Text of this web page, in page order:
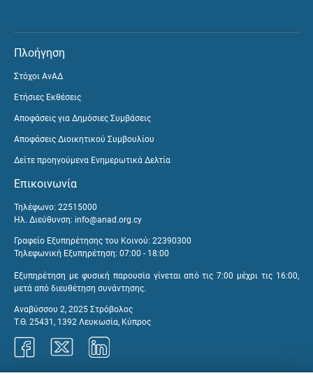
Πλοήγηση
Στόχοι ΑνΑΔ
Ετήσιες Εκθέσεις
Αποφάσεις για Δημόσιες Συμβάσεις
Αποφάσεις Διοικητικού Συμβουλίου
Δείτε προηγούμενα Ενημερωτικά Δελτία
Επικοινωνία
Τηλέφωνο: 22515000
Ηλ. Διεύθυνση: info@anad.org.cy
Γραφείο Εξυπηρέτησης του Κοινού: 22390300
Τηλεφωνική Εξυπηρέτηση: 07:00 - 18:00
Εξυπηρέτηση με φυσική παρουσία γίνεται από τις 7:00 μέχρι τις 16:00,
μετά από διευθέτηση συνάντησης.
Αναβύσσου 2, 2025 Στρόβολος
Τ.Θ. 25431, 1392 Λευκωσία, Κύπρος